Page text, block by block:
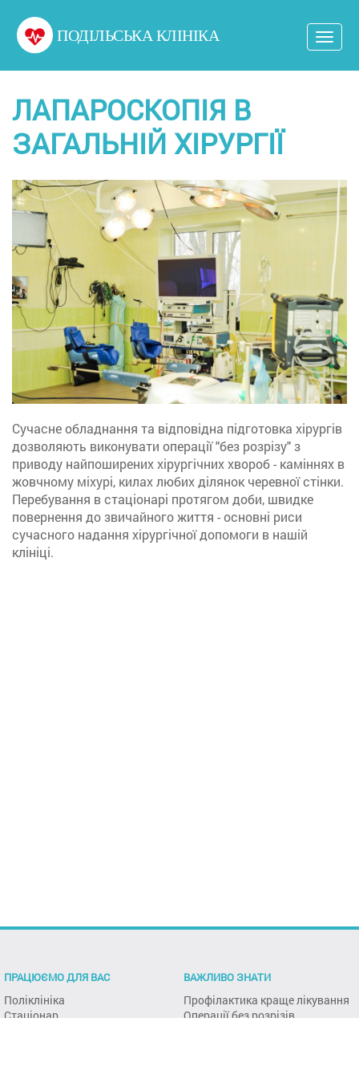
ПОДІЛЬСЬКА КЛІНІКА
ЛАПАРОСКОПІЯ В
ЗАГАЛЬНІЙ ХІРУРГІЇ
Сучасне обладнання та відповідна підготовка хірургів
дозволяють виконувати операції "без розрізу" з
приводу найпоширених хірургічних хвороб - каміннях в
жовчному міхурі, килах любих ділянок черевної стінки.
Перебування в стаціонарі протягом доби, швидке
повернення до звичайного життя - основні риси
сучасного надання хірургічної допомоги в нашій
клініці.
ПРАЦЮЄМО ДЛЯ ВАС
Поліклініка
Стаціонар
ВАЖЛИВО ЗНАТИ
Профілактика краще лікування
Операції без розрізів